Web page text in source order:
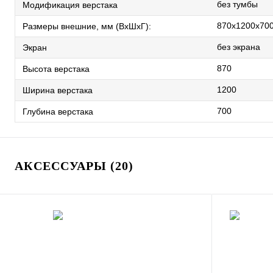
Модификация верстака без тумбы
Размеры внешние, мм (ВхШхГ):
Экран без экрана
Высота верстака 870
Ширина верстака 1200
Глубина верстака 700
АКСЕССУАРЫ (20)